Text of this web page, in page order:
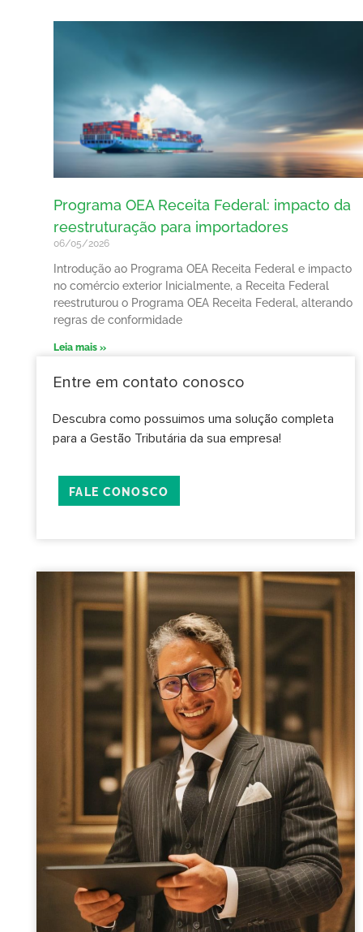
Programa OEA Receita Federal: impacto da
reestruturação para importadores
06/05/2026
Introdução ao Programa OEA Receita Federal e impacto
no comércio exterior Inicialmente, a Receita Federal
reestruturou o Programa OEA Receita Federal, alterando
regras de conformidade
Leia mais »
Entre em contato conosco
Descubra como possuimos uma solução completa
para a Gestão Tributária da sua empresa!
FALE CONOSCO